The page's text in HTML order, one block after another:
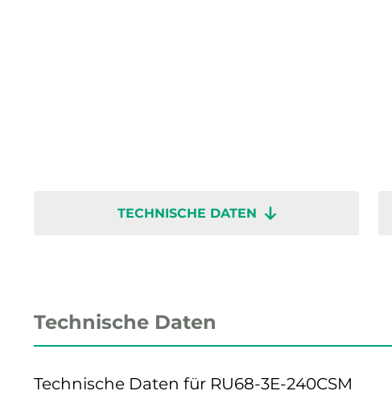
TECHNISCHE DATEN
Technische Daten
Technische Daten für RU68-3E-240CSM